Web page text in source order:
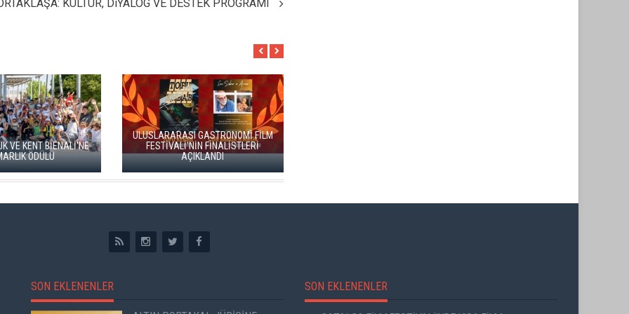
KÜLTÜR, DiYALOG VE DESTEK PROGRAMI
HERITAGE İSTANBUL 2026 BAŞLADI
HAYDARPAŞA VE SİRKECİ
GARLARI SANATLA YENİDEN
DOĞUYOR
SON EKLENENLER SON EKLENENLER